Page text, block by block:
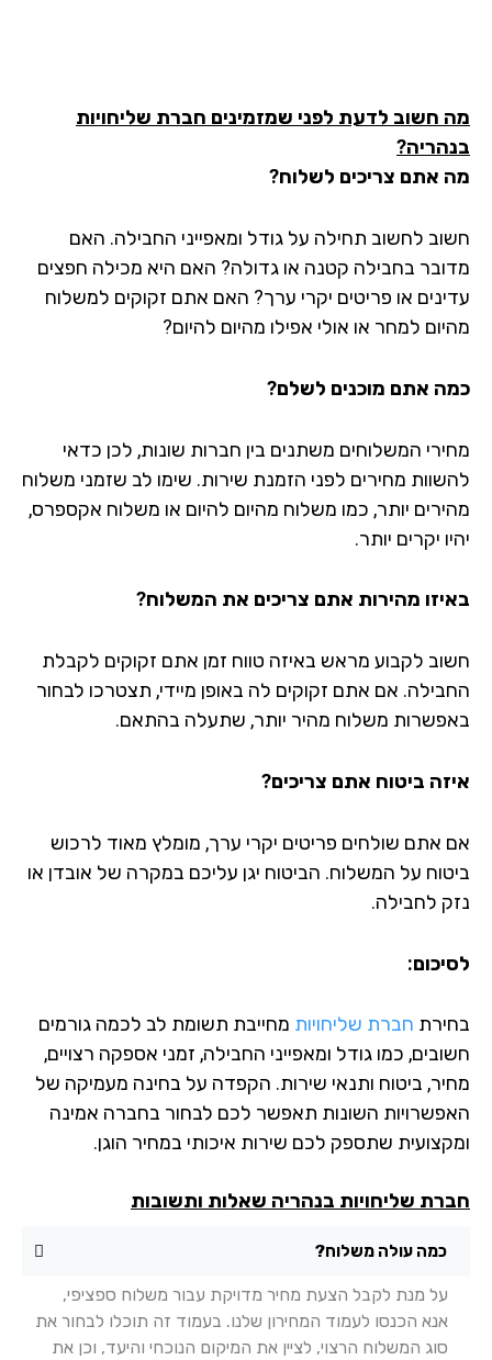
חשוב לדעת לפני שמזמינים חברת שליחויות
אתם צריכים לשלוח?
לחשוב תחילה על גודל ומאפייני החבילה. האם
בחבילה קטנה או גדולה? האם היא מכילה חפצים
או פריטים יקרי ערך? האם אתם זקוקים למשלוח
למחר או אולי אפילו מהיום להיום?
אתם מוכנים לשלם?
המשלוחים משתנים בין חברות שונות, לכן כדאי
מחירים לפני הזמנת שירות. שימו לב שזמני משלוח
יותר, כמו משלוח מהיום להיום או משלוח אקספרס,
יקרים יותר.
מהירות אתם צריכים את המשלוח?
לקבוע מראש באיזה טווח זמן אתם זקוקים לקבלת
אם אתם זקוקים לה באופן מיידי, תצטרכו לבחור
משלוח מהיר יותר, שתעלה בהתאם.
ביטוח אתם צריכים?
אתם שולחים פריטים יקרי ערך, מומלץ מאוד לרכוש
על המשלוח. הביטוח יגן עליכם במקרה של אובדן או
לחבילה.
חברת שליחויותמחייבת תשומת לב לכמה גורמים
כמו גודל ומאפייני החבילה, זמני אספקה רצויים,
ביטוח ותנאי שירות. הקפדה על בחינה מעמיקה של
השונות תאפשר לכם לבחור בחברה אמינה
שתספק לכם שירות איכותי במחיר הוגן.
שליחויות בנהריה שאלות ותשובות
כמה עולה משלוח?
על מנת לקבל הצעת מחיר מדויקת עבור משלוח ספציפי,
אנא הכנסו לעמוד המחירון שלנו. בעמוד זה תוכלו לבחור את
סוג המשלוח הרצוי, לציין את המיקום הנוכחי והיעד, וכן את